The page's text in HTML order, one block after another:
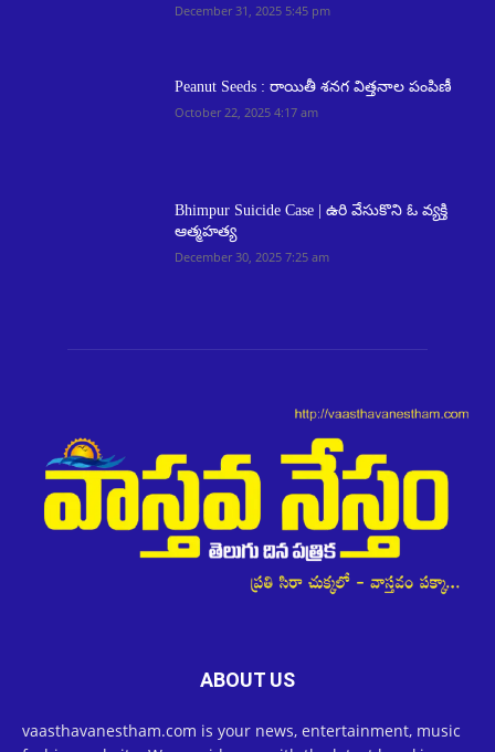
December 31, 2025 5:45 pm
Peanut Seeds : రాయితీ శనగ విత్తనాల పంపిణీ
October 22, 2025 4:17 am
Bhimpur Suicide Case | ఉరి వేసుకొని ఓ వ్యక్తి
ఆత్మహత్య
December 30, 2025 7:25 am
ABOUT US
vaasthavanestham.com is your news, entertainment, music